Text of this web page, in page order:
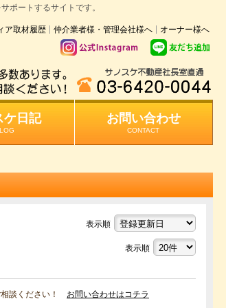
ポートするサイトです。
ア取材履歴 仲介業者様・管理会社様へ オーナー様へ
ケ日記 お問い合わせ
CONTACT
表示順
表示順
相談ください！ お問い合わせはコチラ